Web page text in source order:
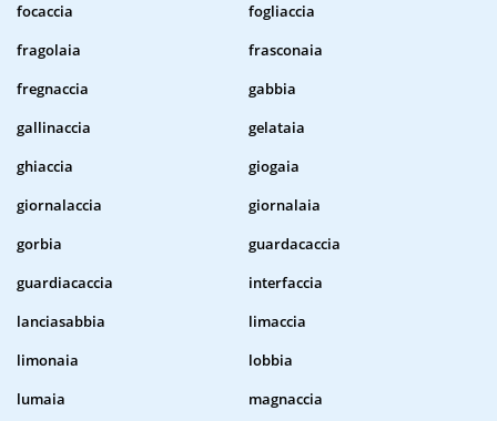
focaccia
fogliaccia
fragolaia
frasconaia
fregnaccia
gabbia
gallinaccia
gelataia
ghiaccia
giogaia
giornalaccia
giornalaia
gorbia
guardacaccia
guardiacaccia
interfaccia
lanciasabbia
limaccia
limonaia
lobbia
lumaia
magnaccia